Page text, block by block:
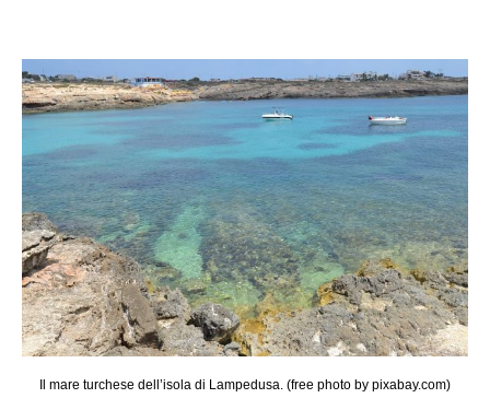
Il mare turchese dell’isola di Lampedusa. (free photo by pixabay.com)